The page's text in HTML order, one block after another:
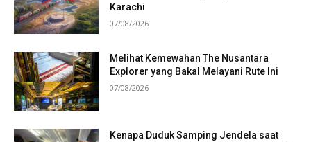
Karachi
07/08/2026
Melihat Kemewahan The Nusantara
Explorer yang Bakal Melayani Rute Ini
07/08/2026
Kenapa Duduk Samping Jendela saat